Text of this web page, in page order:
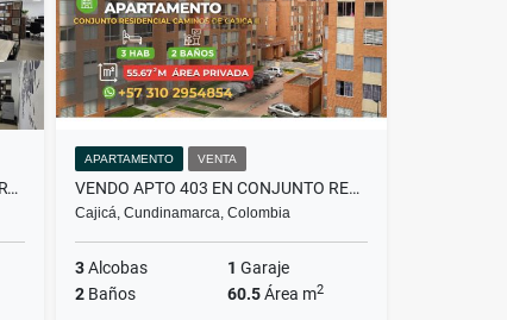
OFICINA EN VENTA EN BOGOTÁ NORTE – ESTRATÉGICA Y LISTA PARA OPERAR
APARTAMENTO VENTA
VENDO APTO 403 EN CONJUNTO RESIDENCIAL CAMINOS DE CAJICA II
Cajicá, Cundinamarca, Colombia
3Alcobas 1 Garaje
2 Baños 60.5Área m2